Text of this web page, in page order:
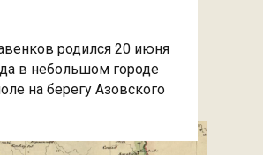
родился 20 июня
в небольшом городе
на берегу Азовского